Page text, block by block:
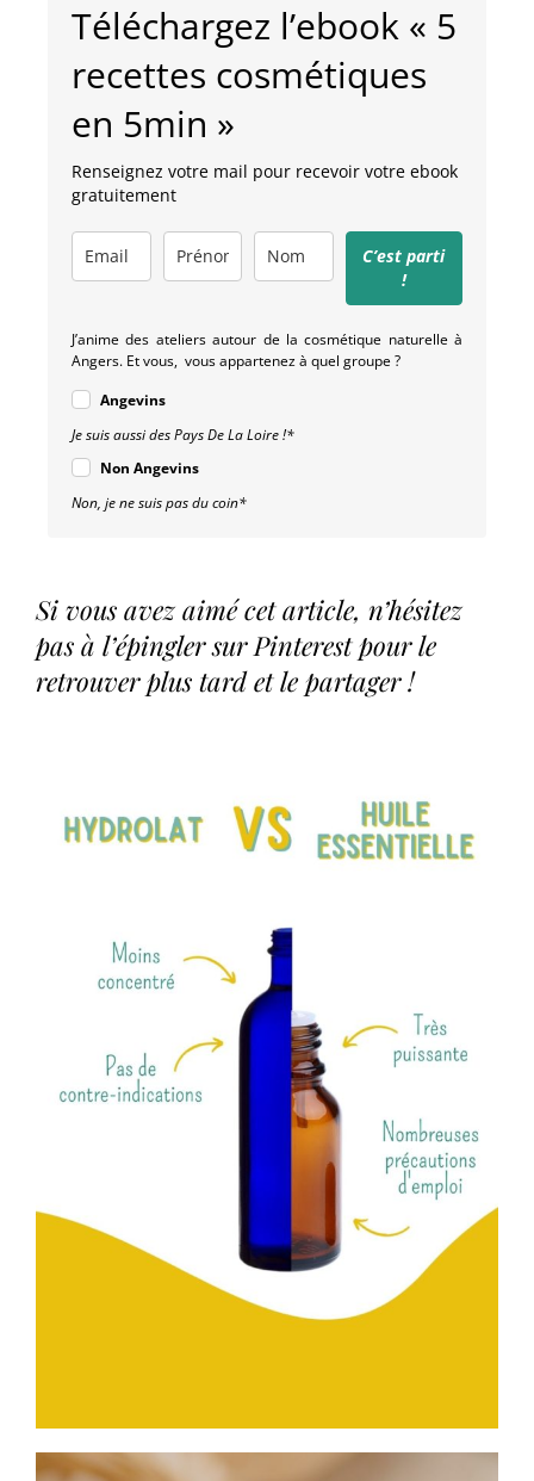
Téléchargez l’ebook « 5
recettes cosmétiques
en 5min »
Renseignez votre mail pour recevoir votre ebook
gratuitement
C’est parti
!
J’anime des ateliers autour de la cosmétique naturelle à
Angers. Et vous, vous appartenez à quel groupe ?
Angevins
Je suis aussi des Pays De La Loire !*
Non Angevins
Non, je ne suis pas du coin*
Si vous avez aimé cet article, n’hésitez
pas à l’épingler sur Pinterest pour le
retrouver plus tard et le partager !